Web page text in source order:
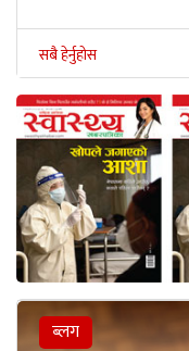
सबै हेर्नुहोस
ब्लग